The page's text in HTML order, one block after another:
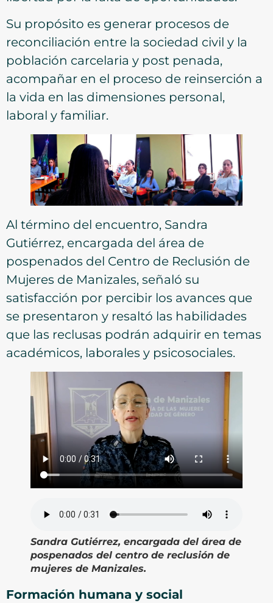
Su propósito es generar procesos de
reconciliación entre la sociedad civil y la
población carcelaria y post penada,
acompañar en el proceso de reinserción a
la vida en las dimensiones personal,
laboral y familiar.
Al término del encuentro, Sandra
Gutiérrez, encargada del área de
pospenados del Centro de Reclusión de
Mujeres de Manizales, señaló su
satisfacción por percibir los avances que
se presentaron y resaltó las habilidades
que las reclusas podrán adquirir en temas
académicos, laborales y psicosociales.
Sandra Gutiérrez, encargada del área de
pospenados del centro de reclusión de
mujeres de Manizales.
Formación humana y social